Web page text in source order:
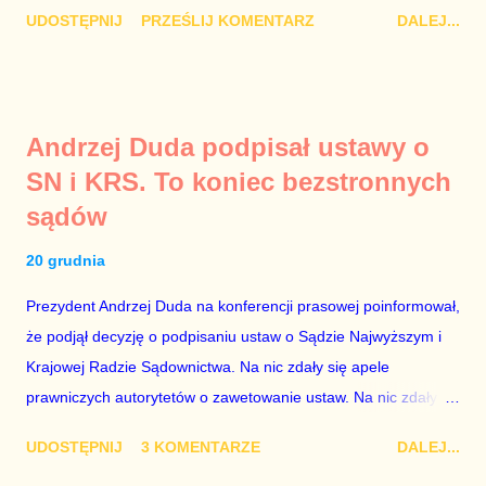
polityków PO na ten temat. Pokazanie kilkunastu przypadków
PiS, a następnie uzyskują stanowiska w spółkach Skarbu
Państwa ze względu na to, że partia PiS obsadziła zarządy
tych spółek i wymienia profesjonalistów na kadry partyjne.
które zawsze może się zdarzyć, a polegającym na tym, że
osoba z kwalifikacjami wpłaca na partię polityczną, a następnie
obejmuje prace w spółce, która jest zarządzana pośrednio
przez ta partię. Przeciwnie. Przedstawienie pierwszej gr...
UDOSTĘPNIJ PRZEŚLIJ KOMENTARZ DALEJ...
Andrzej Duda podpisał ustawy o
SN i KRS. To koniec bezstronnych
sądów
20 grudnia
Prezydent Andrzej Duda na konferencji prasowej poinformował,
że podjął decyzję o podpisaniu ustaw o Sądzie Najwyższym i
Krajowej Radzie Sądownictwa. Na nic zdały się apele
prawniczych autorytetów o zawetowanie ustaw. Na nic zdały
ostatecznie zniszczy niezależność sądów od woli polityków. To
UDOSTĘPNIJ 3 KOMENTARZE DALEJ...